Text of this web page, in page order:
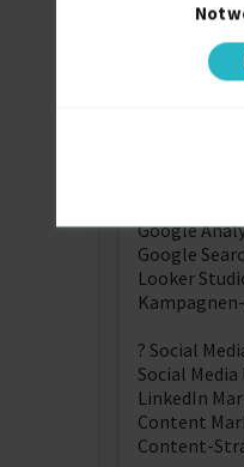
? Digital
Generative
Google
Google
Looker
? Social
Social
LinkedIn
Content
Content-